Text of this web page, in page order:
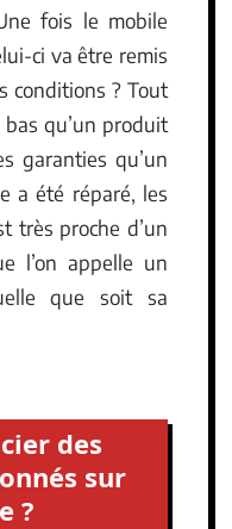
fois le mobile
ci va être remis
conditions ? Tout
qu’un produit
garanties qu’un
a été réparé, les
très proche d’un
l’on appelle un
que soit sa
des
sur
?